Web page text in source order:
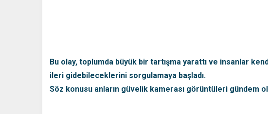
Bu olay, toplumda büyük bir tartışma yarattı ve insanlar
ileri gidebileceklerini sorgulamaya başladı.
Söz konusu anların güvelik kamerası görüntüleri gündem